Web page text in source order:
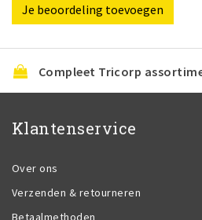
Je beoordeling toevoegen
Compleet Tricorp
Klantenservice
Over ons
Verzenden & retourneren
Betaalmethoden